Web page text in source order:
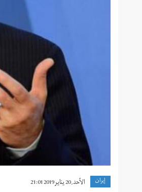
إيران الأحد, 20 يناير 2019 21:01